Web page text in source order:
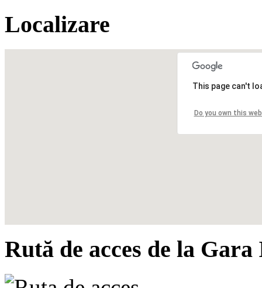
Localizare
This page can't
Do you own this
Rută de acces de la Gara